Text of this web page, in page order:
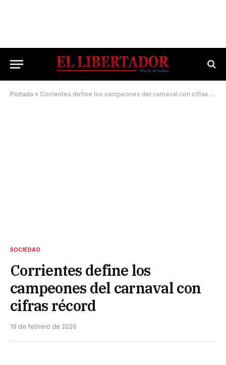
Portada » Corrientes define los campeones del carnaval con cifras récord
SOCIEDAD
Corrientes define los
campeones del carnaval con
cifras récord
19 de febrero de 2026